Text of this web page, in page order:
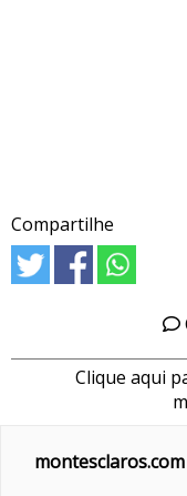
Compartilhe
Clique aqui
montesclaros.com